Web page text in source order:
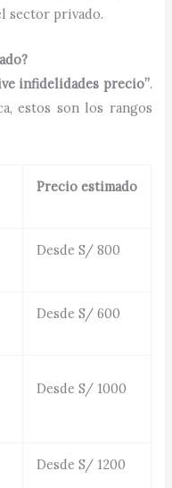
sector privado.
infidelidades precio”.
estos son los rangos
Precio estimado
Desde S/ 800
Desde S/ 600
Desde S/ 1000
Desde S/ 1200